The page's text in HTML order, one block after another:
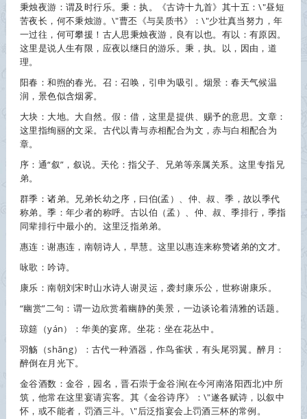
秉烛夜游：谓及时行乐。秉：执。《古诗十九首》其十五：\"昼短
苦夜长，何不秉烛游。\"曹丕《与吴质书》：\"少壮真当努力，年
一过往，何可攀援！古人思秉烛夜游，良有以也。有以：有原因。
这里是说人生有限，应夜以继日的游乐。秉，执。以，因由，道
理。
阳春：和煦的春光。召：召唤，引申为吸引。烟景：春天气候温
润，景色似含烟雾。
大块：大地。大自然。假：借，这里是提供、赐予的意思。文章：
这里指绚丽的文采。古代以青与赤相配合为文，赤与白相配合为
章。
序：通“叙”，叙说。天伦：指父子、兄弟等亲属关系。这里专指兄
弟。
群季：诸弟。兄弟长幼之序，曰伯(孟）、仲、叔、季，故以季代
称弟。季：年少者的称呼。古以伯（孟）、仲、叔、季排行，季指
同辈排行中最小的。这里泛指弟弟。
惠连：谢惠连，南朝诗人，早慧。这里以惠连来称赞诸弟的文才。
咏歌：吟诗。
康乐：南朝刘宋时山水诗人谢灵运，袭封康乐公，世称谢康乐。
“幽赏”二句：谓一边欣赏着幽静的美景，一边谈论着清雅的话题。
琼筵（yán）：华美的宴席。坐花：坐在花丛中。
羽觞（shāng）：古代一种酒器，作鸟雀状，有头尾羽翼。醉月：
醉倒在月光下。
金谷酒数：金谷，园名，晋石崇于金谷涧(在今河南洛阳西北)中所
筑，他常在这里宴请宾客。其《金谷诗序》：\"遂各赋诗，以叙中
怀，或不能者，罚酒三斗。\"后泛指宴会上罚酒三杯的常例。